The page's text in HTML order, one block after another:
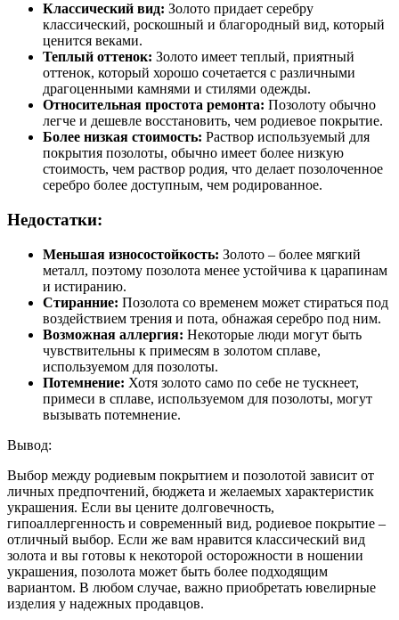
Классический вид: Золото придает серебру
классический, роскошный и благородный вид, который
ценится веками.
Теплый оттенок: Золото имеет теплый, приятный
оттенок, который хорошо сочетается с различными
драгоценными камнями и стилями одежды.
Относительная простота ремонта: Позолоту обычно
легче и дешевле восстановить, чем родиевое покрытие.
Более низкая стоимость: Раствор используемый для
покрытия позолоты, обычно имеет более низкую
стоимость, чем раствор родия, что делает позолоченное
серебро более доступным, чем родированное.
Недостатки:
Меньшая износостойкость: Золото – более мягкий
металл, поэтому позолота менее устойчива к царапинам
и истиранию.
Стиранние: Позолота со временем может стираться под
воздействием трения и пота, обнажая серебро под ним.
Возможная аллергия: Некоторые люди могут быть
чувствительны к примесям в золотом сплаве,
используемом для позолоты.
Потемнение: Хотя золото само по себе не тускнеет,
примеси в сплаве, используемом для позолоты, могут
вызывать потемнение.
Вывод:
Выбор между родиевым покрытием и позолотой зависит от
личных предпочтений, бюджета и желаемых характеристик
украшения. Если вы цените долговечность,
гипоаллергенность и современный вид, родиевое покрытие –
отличный выбор. Если же вам нравится классический вид
золота и вы готовы к некоторой осторожности в ношении
украшения, позолота может быть более подходящим
вариантом. В любом случае, важно приобретать ювелирные
изделия у надежных продавцов.